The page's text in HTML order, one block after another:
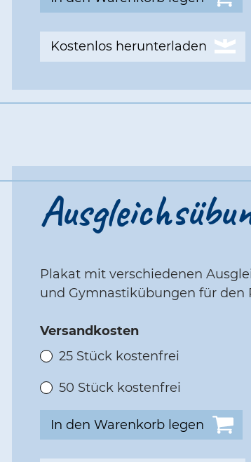
Kostenlos herunterladen
Plakat mit verschiedenen
und Gymnastikübungen für den
Versandkosten
25 Stück kostenfrei
50 Stück kostenfrei